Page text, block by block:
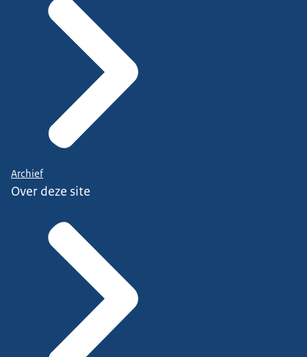
Archief
Over deze site